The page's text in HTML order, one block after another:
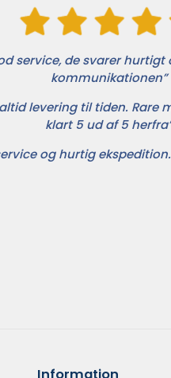
service, de svarer
kommunikationen”
levering til tiden. Rare
klart 5 ud af 5
og hurtig
Information